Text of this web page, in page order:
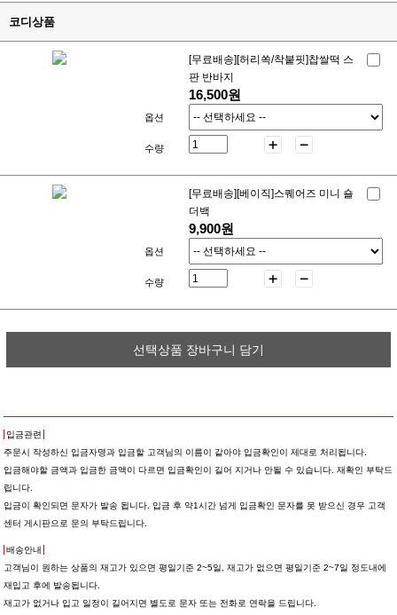
코디상품
[무료배송][허리쏙/착붙핏]찹쌀떡 스
판 반바지
16,500원
옵션
수량
[무료배송][베이직]스퀘어즈 미니 숄
더백
9,900원
옵션
수량
선택상품 장바구니 담기
입금관련
주문시 작성하신 입금자명과 입금할 고객님의 이름이 같아야 입금확인이 제대로 처리됩니다.
입금해야할 금액과 입금한 금액이 다르면 입금확인이 길어 지거나 안될 수 있습니다. 재확인 부탁드
립니다.
입금이 확인되면 문자가 발송 됩니다. 입금 후 약1시간 넘게 입금확인 문자를 못 받으신 경우 고객
센터 게시판으로 문의 부탁드립니다.
배송안내
고객님이 원하는 상품의 재고가 있으면 평일기준 2~5일, 재고가 없으면 평일기준 2~7일 정도내에
재입고 후에 발송됩니다.
재고가 없거나 입고 일정이 길어지면 별도로 문자 또는 전화로 연락을 드립니다.